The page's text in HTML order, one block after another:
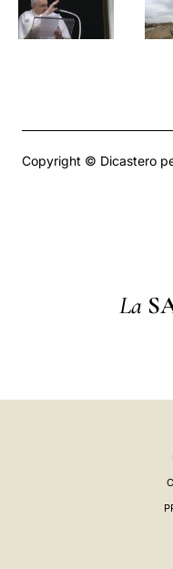
Copyright © Dicastero
La